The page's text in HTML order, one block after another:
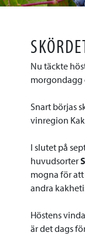
Nu täckte
morgondagg
Snart börjas
vinregion
I slutet på
huvudsorter
mogna för
andra
Höstens
är det dags